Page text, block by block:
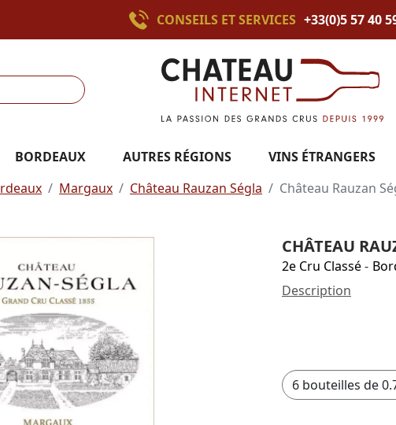
CONSEILS ET SERVICES +33(0)5 57 40
BORDEAUX AUTRES RÉGIONS VINS ÉTRANGERS
Margaux Château Rauzan Ségla Château Rauzan
CHÂTEAU
2e Cru Classé-
Description